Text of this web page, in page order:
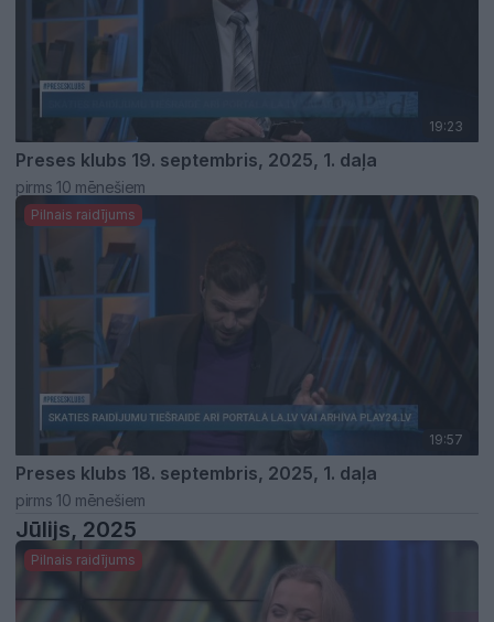
19:23
Preses klubs 19. septembris, 2025, 1. daļa
pirms 10 mēnešiem
Pilnais raidījums
19:57
Preses klubs 18. septembris, 2025, 1. daļa
pirms 10 mēnešiem
Jūlijs, 2025
Pilnais raidījums